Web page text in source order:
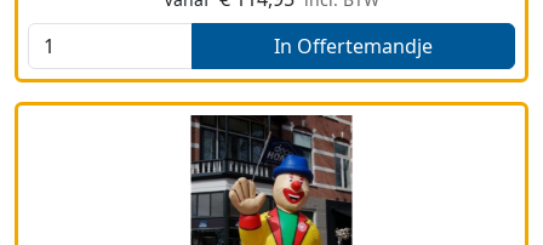
In Offertemandje